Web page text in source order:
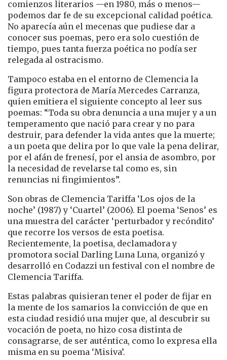
comienzos literarios —en 1980, más o menos—
podemos dar fe de su excepcional calidad poética.
No aparecía aún el mecenas que pudiese dar a
conocer sus poemas, pero era solo cuestión de
tiempo, pues tanta fuerza poética no podía ser
relegada al ostracismo.
Tampoco estaba en el entorno de Clemencia la
figura protectora de María Mercedes Carranza,
quien emitiera el siguiente concepto al leer sus
poemas: “Toda su obra denuncia a una mujer y a un
temperamento que nació para crear y no para
destruir, para defender la vida antes que la muerte;
a un poeta que delira por lo que vale la pena delirar,
por el afán de frenesí, por el ansia de asombro, por
la necesidad de revelarse tal como es, sin
renuncias ni fingimientos”.
Son obras de Clemencia Tariffa ‘Los ojos de la
noche’ (1987) y ‘Cuartel’ (2006). El poema ‘Senos’ es
una muestra del carácter ‘perturbador y recóndito’
que recorre los versos de esta poetisa.
Recientemente, la poetisa, declamadora y
promotora social Darling Luna Luna, organizó y
desarrolló en Codazzi un festival con el nombre de
Clemencia Tariffa.
Estas palabras quisieran tener el poder de fijar en
la mente de los samarios la convicción de que en
esta ciudad residió una mujer que, al descubrir su
vocación de poeta, no hizo cosa distinta de
consagrarse, de ser auténtica, como lo expresa ella
misma en su poema ‘Misiva’.